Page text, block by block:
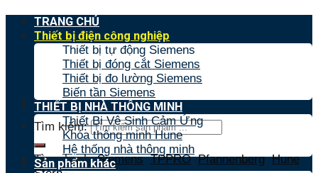
Tìm kiếm:
Tìm nhanh:Siemens,TPPRO,Pfannenberg,Hune,
TRANG CHỦ
Thiết bị điện công nghiệp
Thiết bị tự động Siemens
Thiết bị đóng cắt Siemens
Thiết bị đo lường Siemens
Biến tần Siemens
THIẾT BỊ NHÀ THÔNG MINH
Thiết Bị Vệ Sinh Cảm Ứng
Khóa thông minh Hune
Hệ thống nhà thông minh
Sản phẩm khác